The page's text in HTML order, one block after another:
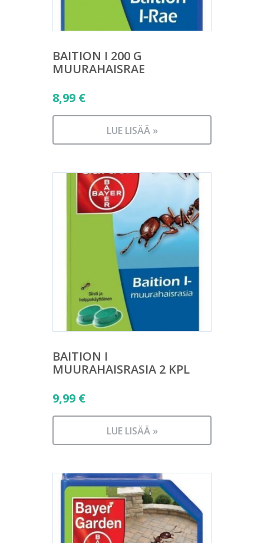
BAITION I 200 G
MUURAHAISRAE
8,99 €
LUE LISÄÄ »
BAITION I
MUURAHAISRASIA 2 KPL
9,99 €
LUE LISÄÄ »